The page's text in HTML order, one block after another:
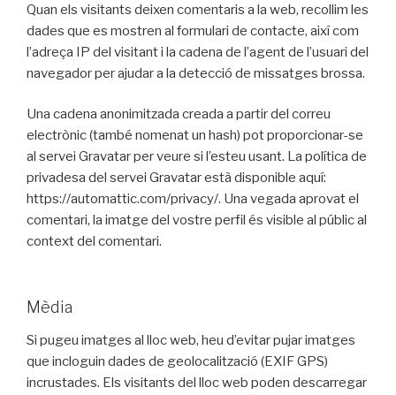
Quan els visitants deixen comentaris a la web, recollim les
dades que es mostren al formulari de contacte, així com
l’adreça IP del visitant i la cadena de l’agent de l’usuari del
navegador per ajudar a la detecció de missatges brossa.
Una cadena anonimitzada creada a partir del correu
electrònic (també nomenat un hash) pot proporcionar-se
al servei Gravatar per veure si l’esteu usant. La política de
privadesa del servei Gravatar està disponible aquí:
https://automattic.com/privacy/. Una vegada aprovat el
comentari, la imatge del vostre perfil és visible al públic al
context del comentari.
Mèdia
Si pugeu imatges al lloc web, heu d’evitar pujar imatges
que incloguin dades de geolocalització (EXIF GPS)
incrustades. Els visitants del lloc web poden descarregar